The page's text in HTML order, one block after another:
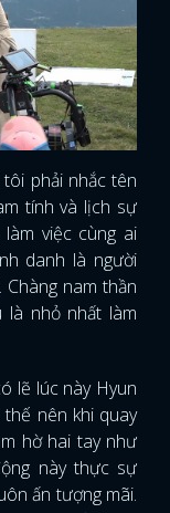
x
phải nhắc tên
tính và lịch sự
việc cùng ai
danh là người
nam thần
nhỏ nhất làm
lẽ lúc này Hyun
thế nên khi quay
hờ hai tay như
này thực sự
ấn tượng mãi.